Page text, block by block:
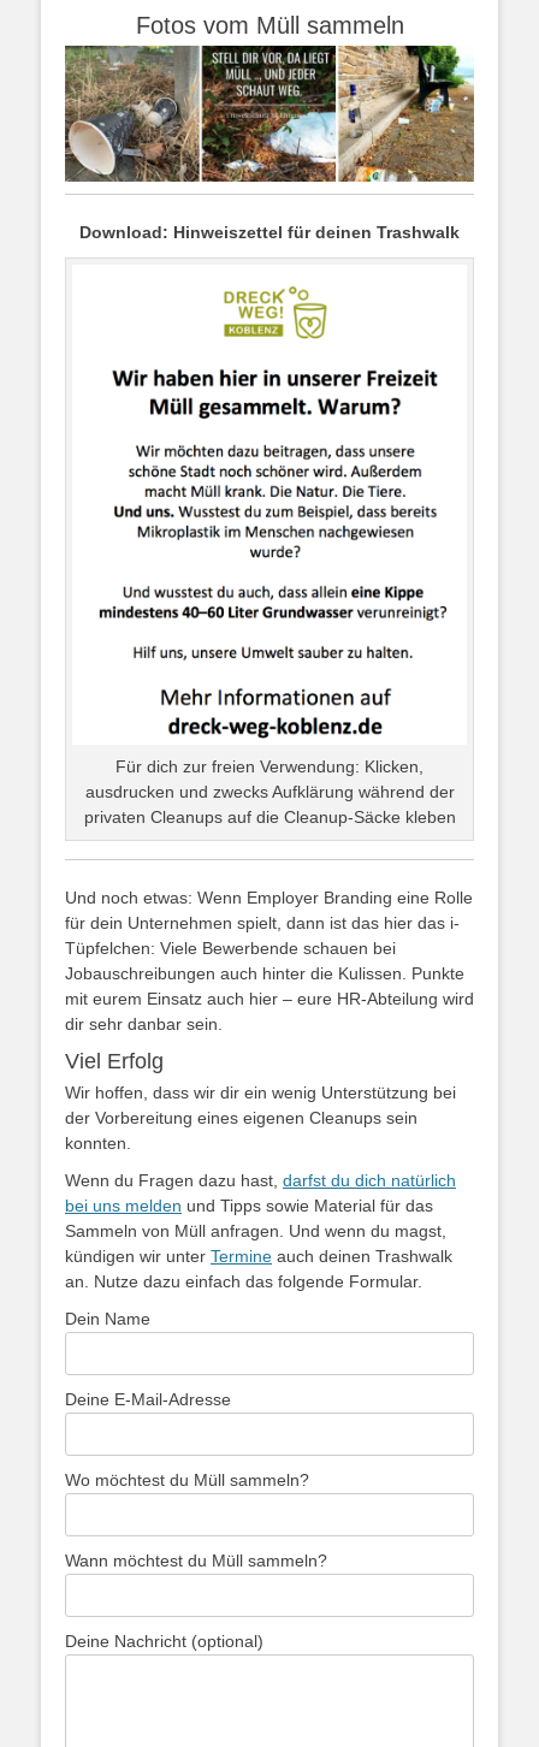
Fotos vom Müll sammeln
Download: Hinweiszettel für deinen Trashwalk
Für dich zur freien Verwendung: Klicken,
ausdrucken und zwecks Aufklärung während der
privaten Cleanups auf die Cleanup-Säcke kleben
Und noch etwas: Wenn Employer Branding eine Rolle
für dein Unternehmen spielt, dann ist das hier das i-
Tüpfelchen: Viele Bewerbende schauen bei
Jobauschreibungen auch hinter die Kulissen. Punkte
mit eurem Einsatz auch hier – eure HR-Abteilung wird
dir sehr danbar sein.
Viel Erfolg
Wir hoffen, dass wir dir ein wenig Unterstützung bei
der Vorbereitung eines eigenen Cleanups sein
konnten.
Wenn du Fragen dazu hast, darfst du dich natürlich
bei uns melden und Tipps sowie Material für das
Sammeln von Müll anfragen. Und wenn du magst,
kündigen wir unter Termine auch deinen Trashwalk
an. Nutze dazu einfach das folgende Formular.
Dein Name
Deine E-Mail-Adresse
Wo möchtest du Müll sammeln?
Wann möchtest du Müll sammeln?
Deine Nachricht (optional)